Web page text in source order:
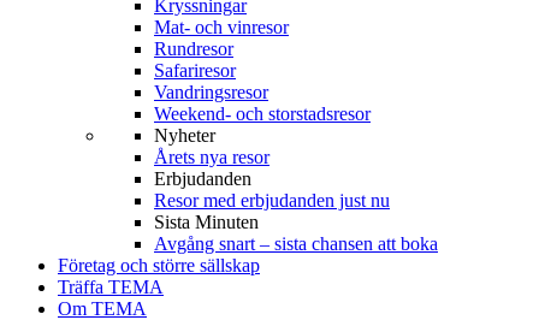
Kryssningar
Mat- och vinresor
Rundresor
Safariresor
Vandringsresor
Weekend- och storstadsresor
Nyheter
Årets nya resor
Erbjudanden
Resor med erbjudanden just nu
Sista Minuten
Avgång snart – sista chansen att boka
Företag och större sällskap
Träffa TEMA
Om TEMA